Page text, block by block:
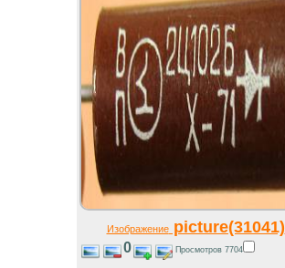
Изображениеpicture(31041)
0 Просмотров 7704